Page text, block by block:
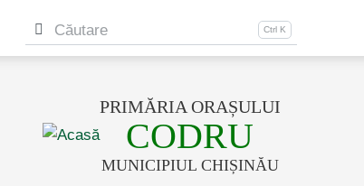
other
Căutare
PRIMĂRIA ORAȘULUI
CODRU
MUNICIPIUL CHIȘINĂU